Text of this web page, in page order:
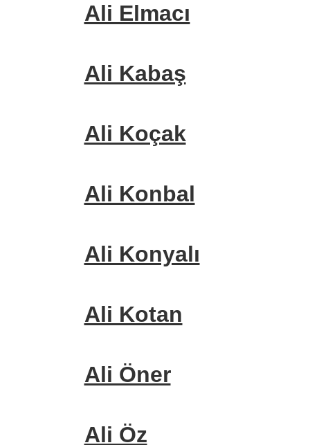
Ali Elmacı
Ali Kabaş
Ali Koçak
Ali Konbal
Ali Konyalı
Ali Kotan
Ali Öner
Ali Öz